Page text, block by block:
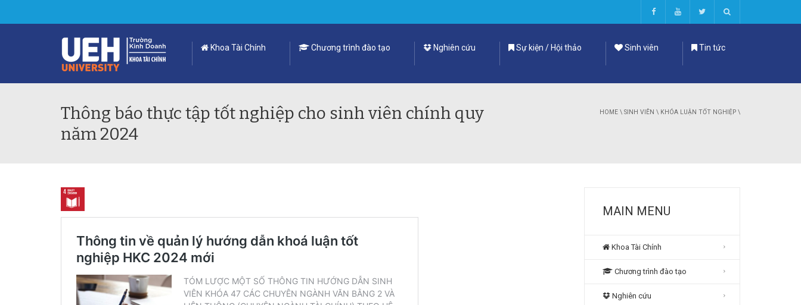
Khoa Tài Chính Chương trình đào tạo Nghiên cứu Sự kiện / Hội thảo Sinh viên Tin tức
Thông báo thực tập tốt nghiệp cho sinh viên chính quy
năm 2024
HOME \ SINH VIÊN \ KHÓA LUẬN TỐT NGHIỆP \
MAIN MENU
Khoa Tài Chính
Chương trình đào tạo
Nghiên cứu